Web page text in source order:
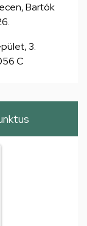
Bartók
3.
C